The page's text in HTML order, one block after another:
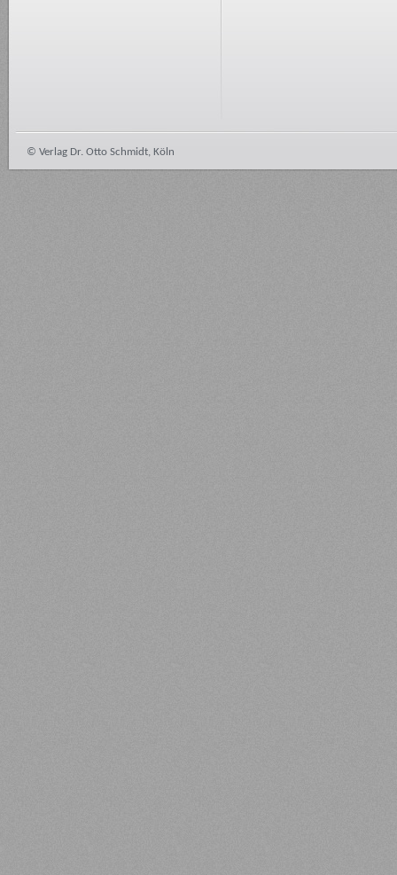
© Verlag Dr. Otto Schmidt, Köln